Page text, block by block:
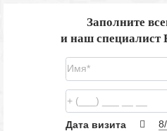
Заполните
и наш специалист
Дата визита